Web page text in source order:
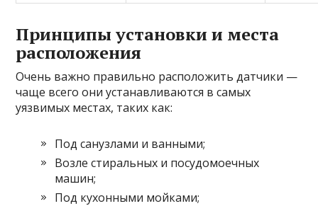
Принципы установки и места
расположения
Очень важно правильно расположить датчики —
чаще всего они устанавливаются в самых
уязвимых местах, таких как:
Под санузлами и ванными;
Возле стиральных и посудомоечных
машин;
Под кухонными мойками;